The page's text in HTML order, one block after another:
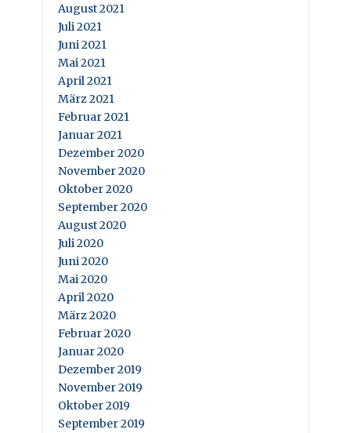
August 2021
Juli 2021
Juni 2021
Mai 2021
April 2021
März 2021
Februar 2021
Januar 2021
Dezember 2020
November 2020
Oktober 2020
September 2020
August 2020
Juli 2020
Juni 2020
Mai 2020
April 2020
März 2020
Februar 2020
Januar 2020
Dezember 2019
November 2019
Oktober 2019
September 2019